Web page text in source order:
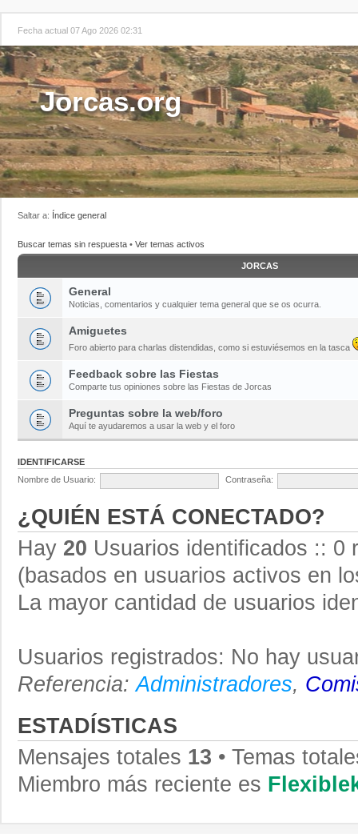
Fecha actual 07 Ago 2026 02:31
Jorcas.org
Saltar a: Índice general
Buscar temas sin respuesta • Ver temas activos
JORCAS
General
Noticias, comentarios y cualquier tema general que se os ocurra.
Amiguetes
Foro abierto para charlas distendidas, como si estuviésemos en la tasca
Feedback sobre las Fiestas
Comparte tus opiniones sobre las Fiestas de Jorcas
Preguntas sobre la web/foro
Aquí te ayudaremos a usar la web y el foro
IDENTIFICARSE
Nombre de Usuario:
Contraseña:
¿QUIÉN ESTÁ CONECTADO?
Hay 20 Usuarios identificados :: 0
(basados en usuarios activos en
La mayor cantidad de usuarios
Usuarios registrados: No hay
Referencia:Administradores,
ESTADÍSTICAS
Mensajes totales 13 • Temas
Miembro más reciente es